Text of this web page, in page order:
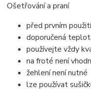
Ošetřování a praní
před prvním
doporučená
používejte vždy
na froté není
žehlení není nutné
lze používat